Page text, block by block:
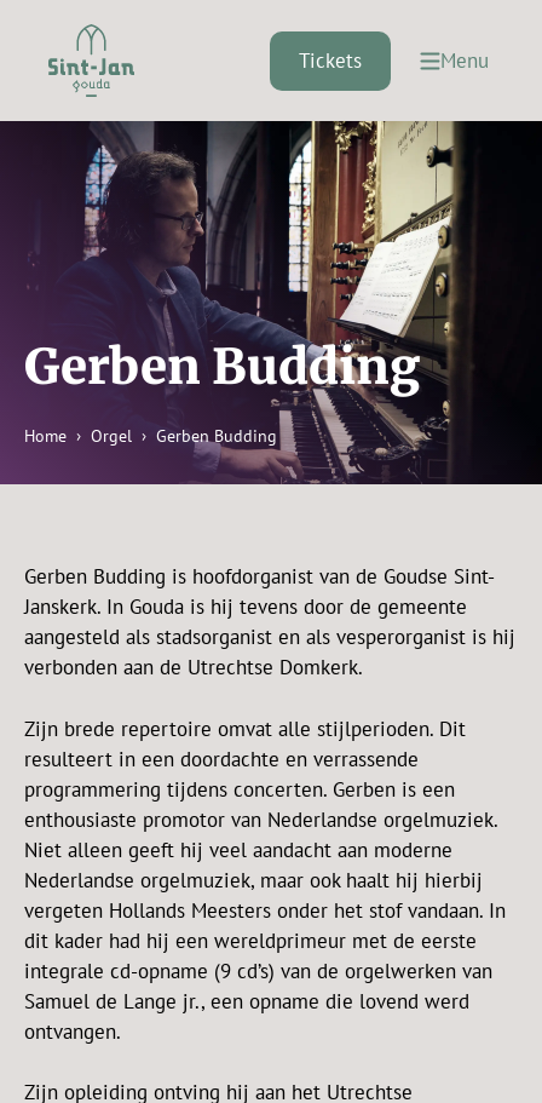
Tickets Menu
Gerben Budding
Home Orgel Gerben Budding
Gerben Budding is hoofdorganist van de Goudse Sint-
Janskerk. In Gouda is hij tevens door de gemeente
aangesteld als stadsorganist en als vesperorganist is hij
verbonden aan de Utrechtse Domkerk.
Zijn brede repertoire omvat alle stijlperioden. Dit
resulteert in een doordachte en verrassende
programmering tijdens concerten. Gerben is een
enthousiaste promotor van Nederlandse orgelmuziek.
Niet alleen geeft hij veel aandacht aan moderne
Nederlandse orgelmuziek, maar ook haalt hij hierbij
vergeten Hollands Meesters onder het stof vandaan. In
dit kader had hij een wereldprimeur met de eerste
integrale cd-opname (9 cd’s) van de orgelwerken van
Samuel de Lange jr., een opname die lovend werd
ontvangen.
Zijn opleiding ontving hij aan het Utrechtse